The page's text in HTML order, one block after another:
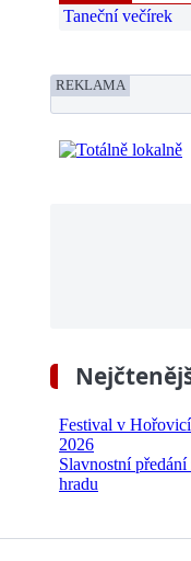
Taneční večírek
REKLAMA
Festival v
2026
Slavnostní
hradu